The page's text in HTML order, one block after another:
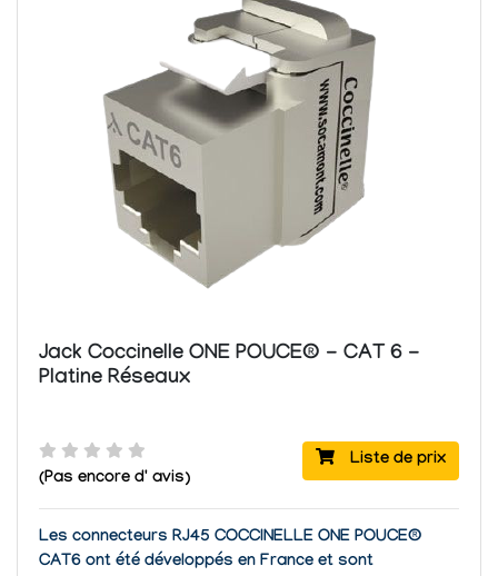
Jack Coccinelle ONE POUCE® - CAT 6 -
Platine Réseaux
Liste de prix
(Pas encore d' avis)
Les connecteurs RJ45 COCCINELLE ONE POUCE®
CAT6 ont été développés en France et sont